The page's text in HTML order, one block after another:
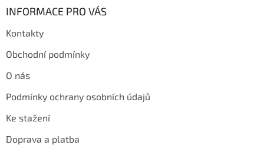
INFORMACE PRO VÁS
Kontakty
Obchodní podmínky
O nás
Podmínky ochrany osobních údajů
Ke stažení
Doprava a platba